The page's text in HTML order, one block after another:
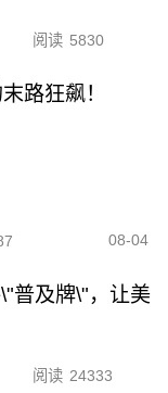
阅读 5830
路狂飙！
08-04
普及牌\"，让美
阅读 24333